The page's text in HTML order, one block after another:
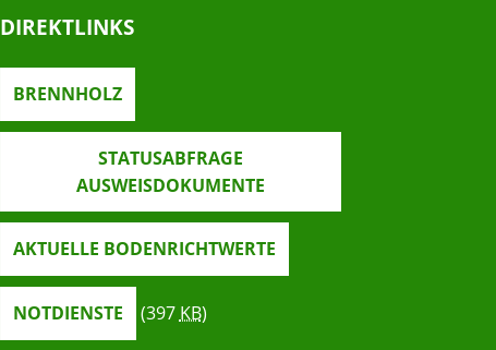
DIREKTLINKS
BRENNHOLZ
STATUSABFRAGE
AUSWEISDOKUMENTE
AKTUELLE BODENRICHTWERTE
NOTDIENSTE (397KB)